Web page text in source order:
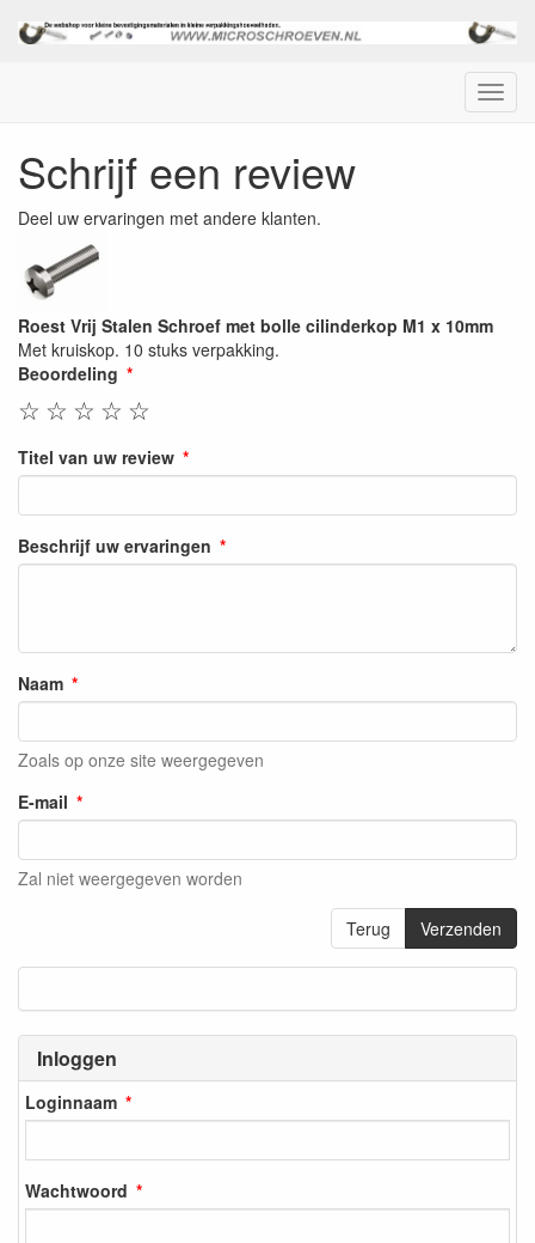
Menu
Inloggen
Loginnaam
Wachtwoord
Schrijf een review
Deel uw ervaringen met andere klanten.
Roest Vrij Stalen Schroef met bolle cilinderkop M1 x 10mm
Met kruiskop. 10 stuks verpakking.
Beoordeling
☆
☆
☆
☆
☆
Titel van uw review
Beschrijf uw ervaringen
Naam
Zoals op onze site weergegeven
E-mail
Zal niet weergegeven worden
Terug Verzenden